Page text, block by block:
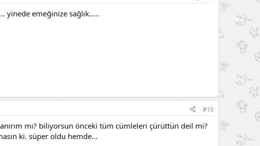
yinede emeğinize sağlık.....
#10
mı? biliyorsun önceki tüm cümleleri çürüttün deil mi?
ki. süper oldu hemde...